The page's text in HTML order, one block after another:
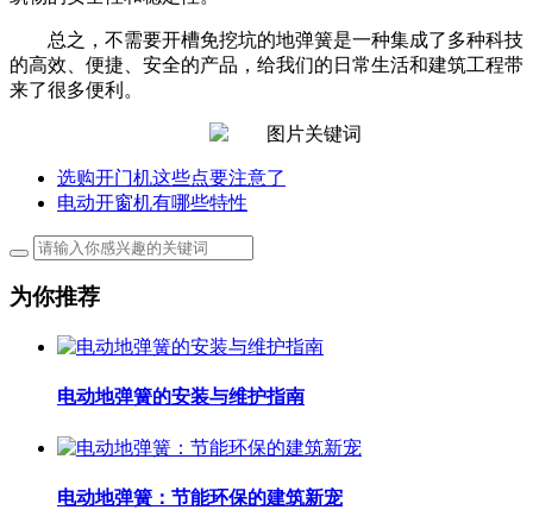
总之，不需要开槽免挖坑的地弹簧是一种集成了多种科技
的高效、便捷、安全的产品，给我们的日常生活和建筑工程带
来了很多便利。
选购开门机这些点要注意了
电动开窗机有哪些特性
为你推荐
电动地弹簧的安装与维护指南
电动地弹簧：节能环保的建筑新宠